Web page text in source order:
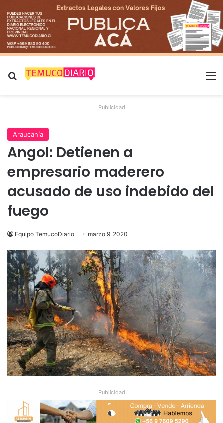
Buscar por
Publicidad
Araucanía
Angol: Detienen a
empresario maderero
acusado de uso indebido del
fuego
Equipo TemucoDiario marzo 9, 2020
Publicidad